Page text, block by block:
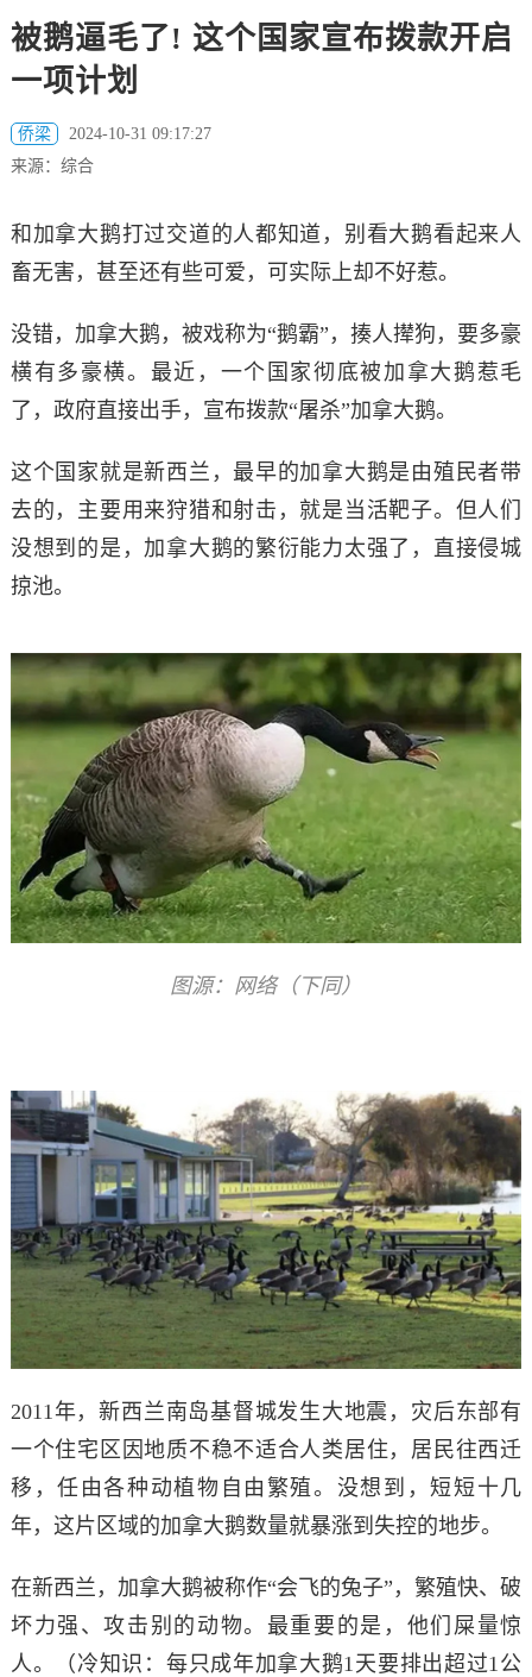
被鹅逼毛了! 这个国家宣布拨款开启
一项计划
侨梁
2024-10-31 09:17:27
来源：综合
和加拿大鹅打过交道的人都知道，别看大鹅看起来人
畜无害，甚至还有些可爱，可实际上却不好惹。
没错，加拿大鹅，被戏称为“鹅霸”，揍人撵狗，要多豪
横有多豪横。 最近，一个国家彻底被加拿大鹅惹毛
了，政府直接出手，宣布拨款“屠杀”加拿大鹅。
这个国家就是新西兰，最早的加拿大鹅是由殖民者带
去的，主要用来狩猎和射击，就是当活靶子。但人们
没想到的是，加拿大鹅的繁衍能力太强了，直接侵城
掠池。
图源：网络（下同）
2011年，新西兰南岛基督城发生大地震，灾后东部有
一个住宅区因地质不稳不适合人类居住，居民往西迁
移，任由各种动植物自由繁殖。 没想到，短短十几
年，这片区域的加拿大鹅数量就暴涨到失控的地步。
在新西兰，加拿大鹅被称作“会飞的兔子”，繁殖快、破
坏力强、攻击别的动物。 最重要的是，他们屎量惊
人。（冷知识：每只成年加拿大鹅1天要排出超过1公